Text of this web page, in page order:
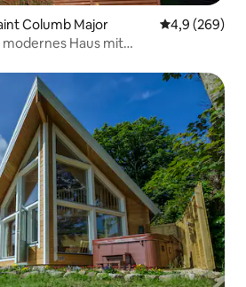
Columb Major
4,9 (269)
Haus mit